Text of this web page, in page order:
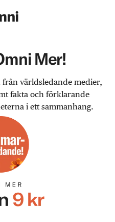
Mer!
världsledande medier,
fakta och förklarande
i ett sammanhang.